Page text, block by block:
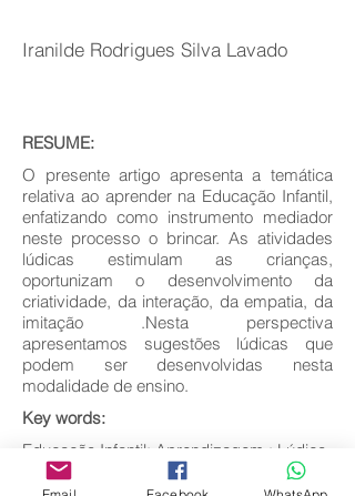
Iranilde Rodrigues Silva Lavado
RESUME:
O presente artigo apresenta a temática
relativa ao aprender na Educação Infantil,
enfatizando como instrumento mediador
neste processo o brincar. As atividades
lúdicas estimulam as crianças,
oportunizam o desenvolvimento da
criatividade, da interação, da empatia, da
imitação .Nesta perspectiva
apresentamos sugestões lúdicas que
podem ser desenvolvidas nesta
modalidade de ensino.
Key words:
Educação Infantil; Aprendizagem ; Lúdico
Download full text